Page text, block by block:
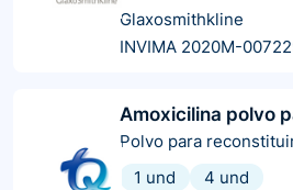
Glaxosmithkline
INVIMA 2020M-
Amoxicilina polvo
Polvo para
1 und
4 und